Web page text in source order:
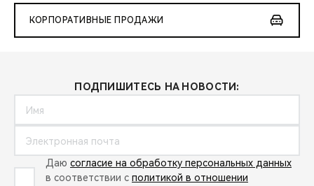
КОРПОРАТИВНЫЕ ПРОДАЖИ
ПОДПИШИТЕСЬ НА НОВОСТИ:
Даю согласие на обработку персональных данных
в соответствии с политикой в отношении